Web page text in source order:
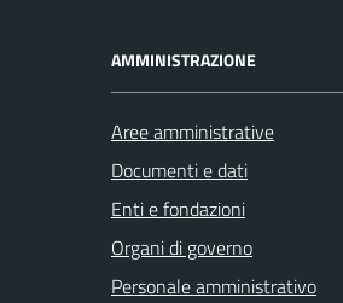
AMMINISTRAZIONE
Aree amministrative
Documenti e dati
Enti e fondazioni
Organi di governo
Personale amministrativo